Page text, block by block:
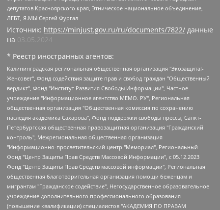
депутатов Красноярского края, Этническое национальное объединение,
ЛГБТ, Я.МЫ Сергей Фургал
Источник: https://minjust.gov.ru/ru/documents/7822/ данные
на 03.05.2024
* Реестр иностранных агентов:
Калининградская региональная общественная организация "Экозащита!-Женсовет", Фонд содействия защите прав и свобод граждан "Общественный вердикт", Фонд "Институт Развития Свободы Информации", Частное учреждение "Информационное агентство МЕМО. РУ", Региональная общественная организация "Общественная комиссия по сохранению наследия академика Сахарова", Фонд поддержки свободы прессы, Санкт-Петербургская общественная правозащитная организация "Гражданский контроль", Межрегиональная общественная организация "Информационно-просветительский центр "Мемориал", Региональный Фонд "Центр Защиты Прав Средств Массовой Информации", с 05.12.2023 Фонд "Центр Защиты Прав Средств массовой информации", Региональная общественная благотворительная организация помощи беженцам и мигрантам "Гражданское содействие", Негосударственное образовательное учреждение дополнительного профессионального образования (повышение квалификации) специалистов "АКАДЕМИЯ ПО ПРАВАМ ЧЕЛОВЕКА", Свердловская региональная общественная организация "Сутяжник", Автономная некоммерческая организация "Центр независимых социологических исследований", Союз общественных объединений "Российский исследовательский центр по правам человека", Региональное общественное учреждение научно-информационный центр "МЕМОРИАЛ", Некоммерческая организация "Фонд защиты гласности", Автономная некоммерческая организация "Институт прав человека", Городская общественная организация "Екатеринбургское общество "МЕМОРИАЛ", Городская общественная организация "Рязанское историко-просветительское и правозащитное общество "Мемориал" (Рязанский Мемориал), Челябинский региональный орган общественной самодеятельности – женское общественное объединение "Женщины Евразии", Челябинский региональный орган общественной самодеятельности "Уральская правозащитная группа", Фонд содействия защите здоровья и социальной справедливости имени Андрея Рылькова, Автономная Некоммерческая Организация "Аналитический Центр Юрия Левады", Автономная некоммерческая организация социальной поддержки населения "Проект Апрель", Региональная общественная организация помощи женщинам и детям, находящимся в кризисной ситуации "Информационно-методический центр "Анна", Фонд содействия развитию массовых коммуникаций и правовому просвещению "Так-так-Так", Фонд содействия устойчивому развитию "Серебряная тайга", Свердловский региональный общественный фонд социальных проектов "Новое время", "Idel.Реалии", Кавказ.Реалии, Крым.Реалии, Телеканал Настоящее Время, Татаро-башкирская служба Радио Свобода (Azatliq Radiosi), Радио Свободная Европа/Радио Свобода (PCE/PC), "Сибирь.Реалии", "Фактограф", Благотворительный фонд помощи осужденным и их семьям, Автономная некоммерческая организация "Институт глобализации и социальных движений", Фонд "В защиту прав заключенных", Частное учреждение "Центр поддержки и содействия развитию средств массовой информации", Пензенский региональный общественный благотворительный фонд "Гражданский союз", "Север.Реалии", Некоммерческая организация Фонд "Правовая инициатива", Общество с ограниченной ответственностью "Радио Свободная Европа/Радио Свобода", Чешское информационное агентство "MEDIUM-ORIENT", Красноярская региональная общественная организация "Мы против СПИДа", Камалягин Денис Николаевич, Маркелов Сергей Евгеньевич, Пономарев Лев Александрович, Савицкая Людмила Алексеевна, Автономная некоммерческая организация "Центр по работе с проблемой насилия "НАСИЛИЮ.НЕТ", Межрегиональный профессиональный союз работников здравоохранения "Альянс врачей", Юридическое лицо, зарегистрированное в Латвийской Республике, SIA "Medusa Project" (регистрационный номер 40103797863, дата регистрации 10.06.2014), Некоммерческая организация "Фонд по борьбе с коррупцией", Автономная некоммерческая организация "Институт права и публичной политики", Баданин Роман Сергеевич, Гликин Максим Александрович, Железнова Мария Михайловна, Лукьянова Юлия Сергеевна, Маетная Елизавета Витальевна, Маняхин Петр Борисович, Чуракова Ольга Владимировна, Ярош Юлия Петровна, Юридическое лицо "The Insider SIA", зарегистрированное в Риге, Латвийская Республика (дата регистрации 26.06.2015), являющееся администратором доменного имени интернет-издания "The Insider SIA", https://theins.ru, Постернак Алексей Евгеньевич, Рубин Михаил Аркадьевич, Анин Роман Александрович, Юридическое лицо Istories fonds, зарегистрированное в Латвийской Республике (регистрационный номер 50008295751, дата регистрации 24.02.2020), Великовский Дмитрий Александрович, Долинина Ирина Николаевна, Мароховская Алеся Алексеевна, Шлейнов Роман Юрьевич, Шмагун Олеся Валентиновна, Общество с ограниченной ответственностью "Альтаир 2021", Общество с ограниченной ответственностью "Вега 2021", Общество с ограниченной ответственностью "Главный редактор 2021", Общество с ограниченной ответственностью "Ромашки монолит", Важенков Артем Валерьевич, Ивановская областная общественная организация "Центр гендерных исследований", Гурман Юрий Альбертович, Медиапроект "ОВД-Инфо", Егоров Владимир Владимирович, Жилинский Владимир Александрович, Общество с ограниченной ответственностью "ЗП", Иванова София Юрьевна, Карезина Инна Павловна, Кильтау Екатерина Викторовна, Петров Алексей Викторович, Пискунов Сергей Евгеньевич, Смирнов Сергей Сергеевич, Тихонов Михаил Сергеевич, Общество с ограниченной ответственностью "ЖУРНАЛИСТ-ИНОСТРАННЫЙ АГЕНТ", Арапова Галина Юрьевна, Вольтская Татьяна Анатольевна, Американская компания "Mason G.E.S. Anonymous Foundation" (США), являющаяся владельцем интернет-издания https://mnews.world/, Компания "Stichting Bellingcat", зарегистрированная в Нидерландах (дата регистрации 11.07.2018), Захаров Андрей Вячеславович, Клепиковская Екатерина Дмитриевна, Общество с ограниченной ответственностью "МЕМО", Перл Роман Александрович, Симонов Евгений Алексеевич, Соловьева Елена Анатольевна, Сотников Даниил Владимирович, Сурначева Елизавета Дмитриевна, Автономная некоммерческая организация по защите прав человека и информированию населения "Якутия – Наше Мнение", Общество с ограниченной ответственностью "Москоу диджитал медиа", с 26.01.2023 Общество с ограниченной ответственностью "Чайка Белые сады", Ветошкина Валерия Валерьевна, Заговора Максим Александрович, Межрегиональное общественное движение "Российская ЛГБТ - сеть", Оленичев Максим Владимирович, Павлов Иван Юрьевич, Скворцова Елена Сергеевна, Общество с ограниченной ответственностью "Как бы инагент", Кочетков Игорь Викторович, Общество с ограниченной ответственностью "Честные выборы", Еланчик Олег Александрович, Общество с ограниченной ответственностью "Нобелевский призыв", Гималова Регина Эмилевна, Григорьев Андрей Валерьевич, Григорьева Алина Александровна, Ассоциация по содействию защите прав призывников, альтернативнослужащих и военнослужащих "Правозащитная группа "Гражданин.Армия.Право", Хисамова Регина Фаритовна, Автономная некоммерческая организация по реализации социально-правовых программ "Лилит", Дальневосточное общественное движение "Маяк", Санкт-Петербургская ЛГБТ-инициативная группа "Выход", Инициативная группа ЛГБТ+ "Реверс", Алексеев Андрей Викторович, Бекбулатова Таисия Львовна, Беляев Иван Михайлович, Владыкина Елена Сергеевна, Гельман Марат Александрович, Никульшина Вероника Юрьевна, Толоконникова Надежда Андреевна, Шендерович Виктор Анатольевич, Общество с ограниченной ответственностью "Данное сообщение", Общество с ограниченной ответственностью Издательский дом "Новая глава", Айнбиндер Александра Александровна, Московский комьюнити-центр для ЛГБТ+инициатив, Благотворительный фонд развития филантропии, Deutsche Welle (Германия, Kurt-Schumacher-Strasse 3, 53113 Bonn), Борзунова Мария Михайловна, Воробьев Виктор Викторович, Голубева Анна Львовна, Константинова Алла Михайловна, Малкова Ирина Владимировна, Мурадов Мурад Абдулгалимович, Осетинская Елизавета Николаевна, Понасенков Евгений Николаевич, Ганапольский Матвей Юрьевич, Киселев Евгений Алексеевич, Борухович Ирина Григорьевна, Дремин Иван Тимофеевич, Дубровский Дмитрий Викторович, Красноярская региональная общественная организация поддержки и развития альтернативных образовательных технологий и межкультурных коммуникаций "ИНТЕРРА", Маяковская Екатерина Алексеевна, Фейгин Марк Захарович, Филимонов Андрей Викторович, Дзугкоева Регина Николаевна, Доброхотов Роман Александрович, Дудь Юрий Александрович, Елкин Сергей Владимирович, Кругликов Кирилл Игоревич, Сабунаева Мария Леонидовна, Семенов Алексей Владимирович, Шаинян Карен Багратович, Шульман Екатерина Михайловна, Асафьев Артур Валерьевич, Вахштайн Виктор Семенович, Венедиктов Алексей Алексеевич, Лушникова Екатерина Евгеньевна, Волков Леонид Михайлович, Невзоров Александр Глебович, Пархоменко Сергей Борисович, Сироткин Ярослав Николаевич, Кара-Мурза Владимир Владимирович, Баранова Наталья Владимировна, Гозман Леонид Яковлевич, Кагарлицкий Борис Юльевич, Климарев Михаил Валерьевич, Милов Владимир Станиславович, Автономная некоммерческая организация Краснодарский центр современного искусства "Типография", Моргенштерн Алишер Тагирович, Соболь Любовь Эдуардовна, Общество с ограниченной ответственностью "ЛИЗА НОРМ", Каспаров Гарри Кимович, Ходорковский Михаил Борисович, Общество с ограниченной ответственностью "Апрельские тезисы", Данилович Ирина Брониславовна, Кашин Олег Владимирович, Петров Николай Владимирович, Пивоваров Алексей Владимирович, Соколов Михаил Владимирович, Цветкова Юлия Владимировна, Чичваркин Евгений Александрович, Комитет против пыток/Команда против пыток, Общество с ограниченной ответственностью "Первый научный", Общество с ограниченной ответственностью "Вертолет и ко", Белоцерковская Вероника Борисовна, Кац Максим Евгеньевич, Лазарева Татьяна Юрьевна, Шаведдинов Руслан Табризович, Яшин Илья Валерьевич, Общество с ограниченной ответственностью "Иноагент ААВ", Алешковский Дмитрий Петрович, Альбац Евгения Марковна, Быков Дмитрий Львович, Галямина Юлия Евгеньевна, Лойко Сергей Леонидович, Мартынов Кирилл Константинович, Медведев Сергей Александрович, Крашенинников Федор Геннадиевич, Гордеева Катерина Вл